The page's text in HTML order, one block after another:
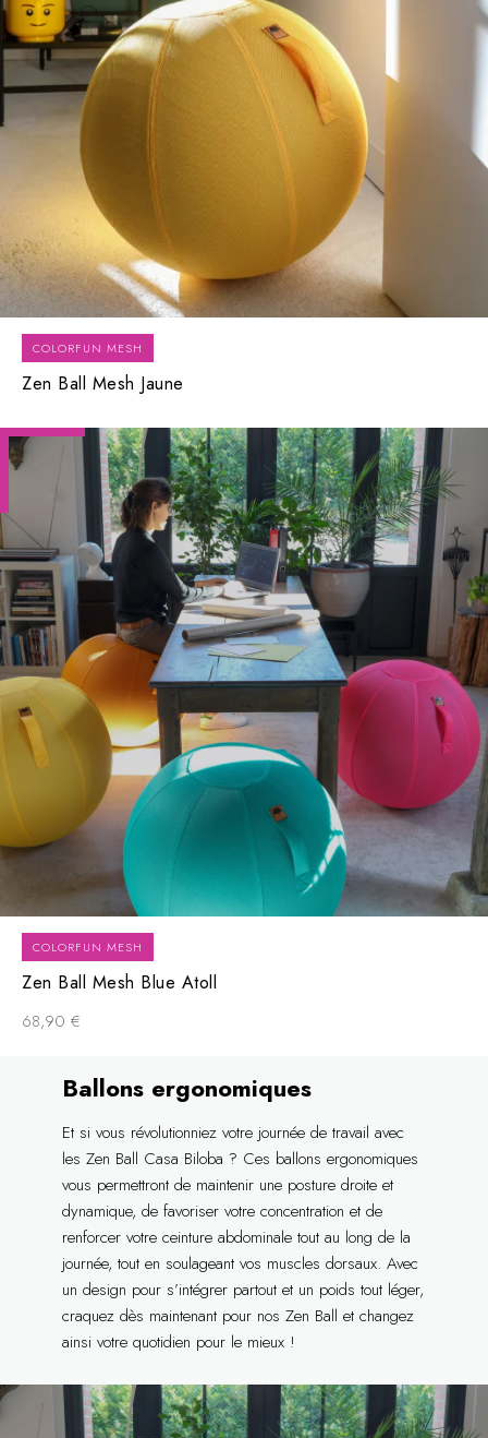
COLORFUN MESH
Zen Ball Mesh Jaune
COLORFUN MESH
Zen Ball Mesh Blue Atoll
68,90 €
Ballons ergonomiques
Et si vous révolutionniez votre journée de travail avec
les Zen Ball Casa Biloba ? Ces ballons ergonomiques
vous permettront de maintenir une posture droite et
dynamique, de favoriser votre concentration et de
renforcer votre ceinture abdominale tout au long de la
journée, tout en soulageant vos muscles dorsaux. Avec
un design pour s’intégrer partout et un poids tout léger,
craquez dès maintenant pour nos Zen Ball et changez
ainsi votre quotidien pour le mieux !